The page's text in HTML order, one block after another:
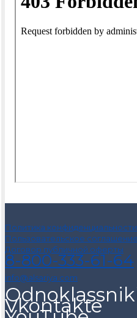
Политика конфиденциальности
Пользовательское соглашение
Договор публичной оферты
8-800-333-61-64
info@alsariya.com
Vkontakte